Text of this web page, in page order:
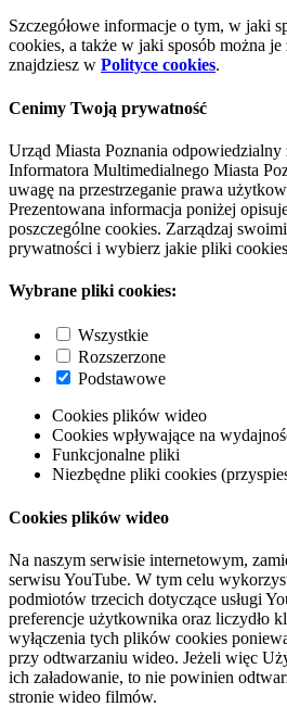
Szczegółowe informacje o tym, w jaki
cookies, a także w jaki sposób można
znajdziesz w Polityce cookies.
Cenimy Twoją prywatność
Urząd Miasta Poznania
Informatora Multimedialnego Miasta
uwagę na przestrzeganie prawa
Prezentowana informacja poniżej
poszczególne cookies. Zarządzaj
prywatności i wybierz jakie pliki
Wybrane pliki cookies:
Wszystkie
Rozszerzone
Podstawowe
Cookies plików wideo
Cookies wpływające na
Funkcjonalne pliki
Niezbędne pliki cookies
Cookies plików wideo
Na naszym serwisie internetowym,
serwisu YouTube. W tym celu
podmiotów trzecich dotyczące usługi
preferencje użytkownika oraz liczydło
wyłączenia tych plików cookies
przy odtwarzaniu wideo. Jeżeli więc
ich załadowanie, to nie powinien
stronie wideo filmów.